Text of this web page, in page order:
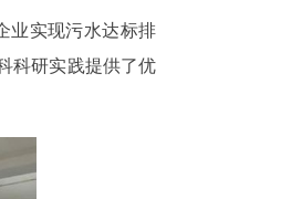
业实现污水达标排
科研实践提供了优